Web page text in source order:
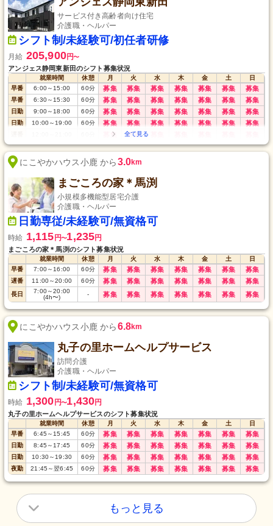
サービス付き高齢者向け住宅
介護職・ヘルパー
シフト制/未経験可/初任者研修
月給 205,900円〜
アンジェス静岡東新田のシフト募集状況
就業時間 休憩 月 火 水 木 金 土
日
早番
6:00～ 15:00 60分 募集 募集 募集 募集 募集 募集 募集
早番 6:30～ 15:30 60分 募集 募集 募集 募集 募集 募集 募集
日勤 9:00～ 18:00 60分 募集 募集 募集 募集 募集 募集 募集
日勤 10:00～ 19:00 60分 募集 募集 募集 募集 募集 募集 募集
募集 募集
夜勤 17:00～翌9:00 120分 募集 募集 募集 募集 募集 募集 募集
長日
(8h)
60 分 募集 募集
にこやかハウス小鹿 から3.0km
まごころの家＊馬渕
小規模多機能型居宅介護
介護職・ヘルパー
日勤専従/未経験可/無資格可
時給 1,115 円〜1,235円
まごころの家＊馬渕のシフト募集状況
就業時間 休憩 月 火 水 木 金 土
日
早番
7:00～ 16:00 60分 募集 募集 募集 募集 募集 募集 募集
遅番 11:00～20:00 60分 募集 募集 募集 募集 募集 募集 募集
長日 7:00～20:00
(4h〜)
- 募集 募集 募集 募集 募集 募集 募集
にこやかハウス小鹿 から6.8km
丸子の里ホームヘルプサービス
訪問介護
介護職・ヘルパー
シフト制/未経験可/無資格可
時給 1,300 円〜1,430円
丸子の里ホームヘルプサービスのシフト募集状況
就業時間 休憩 月 火 水 木 金 土
日
早番
6:45 ～ 15:45 60分 募集 募集 募集 募集 募集 募集 募集
日勤 8:45 ～ 17:45 60分 募集 募集 募集 募集 募集 募集 募集
日勤 10:30～ 19:30 60分 募集 募集 募集 募集 募集 募集 募集
夜勤 21:45 ～翌6:45 60分 募集 募集 募集 募集 募集 募集 募集
もっと見る